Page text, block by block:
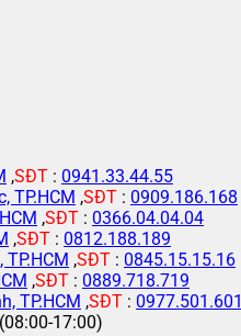
,SĐT : 0941.33.44.55
TP.HCM ,SĐT : 0909.186.168
,SĐT : 0366.04.04.04
,SĐT : 0812.188.189
,SĐT : 0845.15.15.16
,SĐT : 0889.718.719
TP.HCM ,SĐT : 0977.501.601
17:00)